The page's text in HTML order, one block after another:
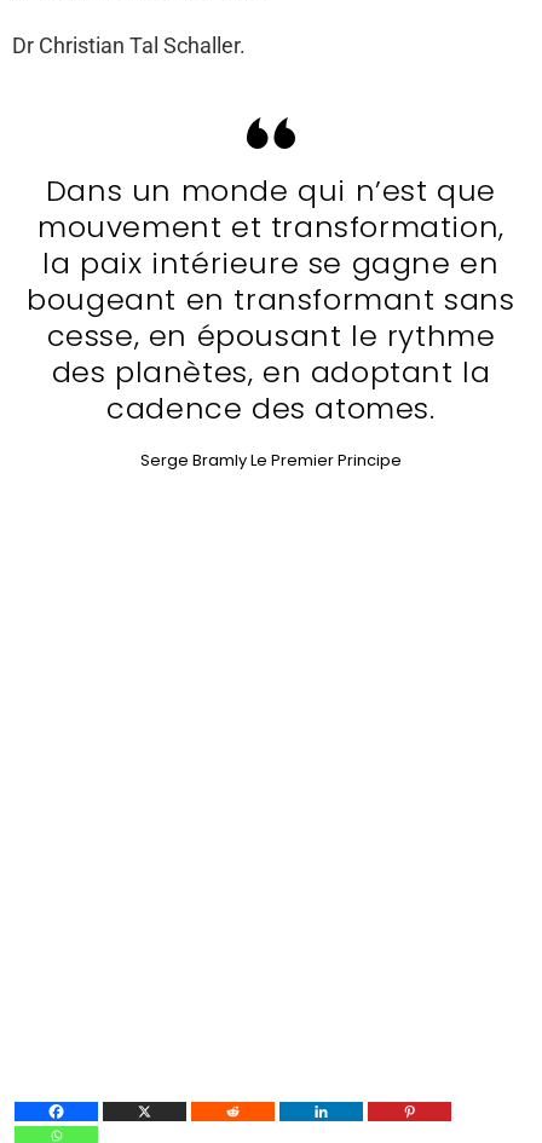
Dr Christian Tal Schaller.
Dans un monde qui n’est que
mouvement et transformation,
la paix intérieure se gagne en
bougeant en transformant sans
cesse, en épousant le rythme
des planètes, en adoptant la
cadence des atomes.
Serge Bramly Le Premier Principe